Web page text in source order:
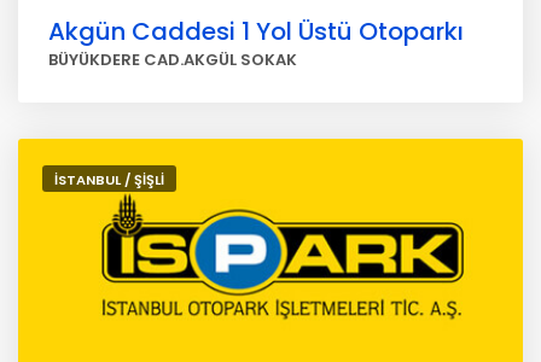
Akgün Caddesi 1 Yol Üstü Otoparkı
BÜYÜKDERE CAD.AKGÜL SOKAK
İSTANBUL / ŞİŞLİ